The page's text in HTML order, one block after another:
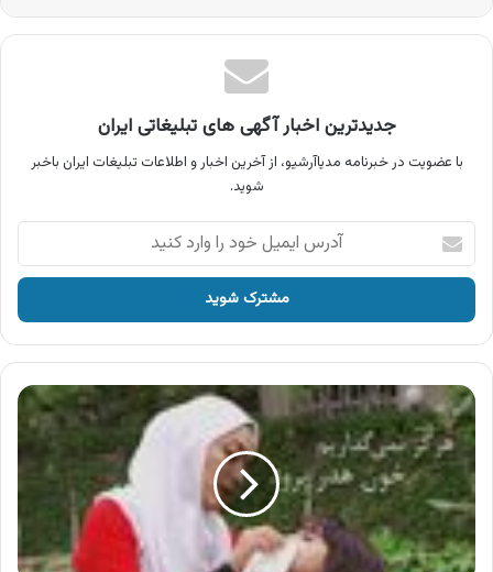
جدیدترین اخبار آگهی های تبلیغاتی ایران
با عضویت در خبرنامه مدیاآرشیو، از آخرین اخبار و اطلاعات تبلیغات ایران باخبر
شوید.
آدرس
ایمیل
خود
وارد
کنید
آگهی
شرکت
آب
فاضلاب
استان
تهران